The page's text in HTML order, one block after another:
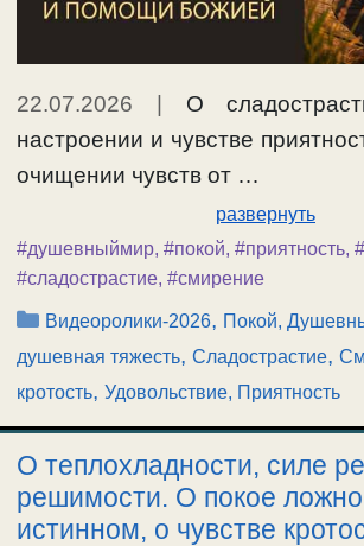
22.07.2026 | О
настроении и чувстве
очищении чувств от …
развернуть
#душевныймир, #покой, #приятность,
#сладострастие, #смирение
Рубрики
Видеоролики-2026, Покой,
душевная тяжесть, Сладострастие,
кротость, Удовольствие, Приятность
О теплохладности, силе
решимости. О покое
истинном, о чувстве